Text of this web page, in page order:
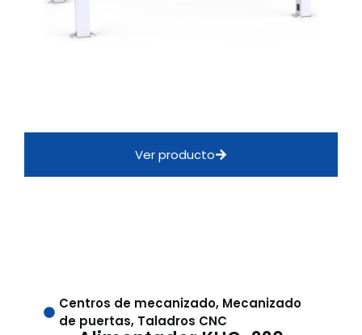
Ver producto
Centros de mecanizado, Mecanizado
de puertas, Taladros CNC